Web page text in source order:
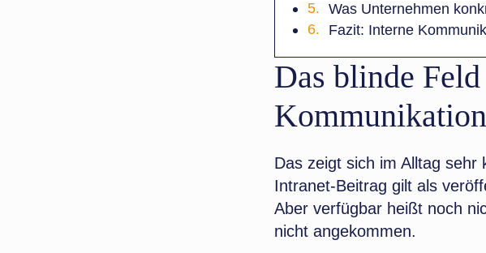
Was Unternehmen
Fazit: Interne
Das blinde
Kommunikation
Das zeigt sich im Alltag sehr
Intranet-Beitrag gilt als
Aber verfügbar heißt noch
nicht angekommen.